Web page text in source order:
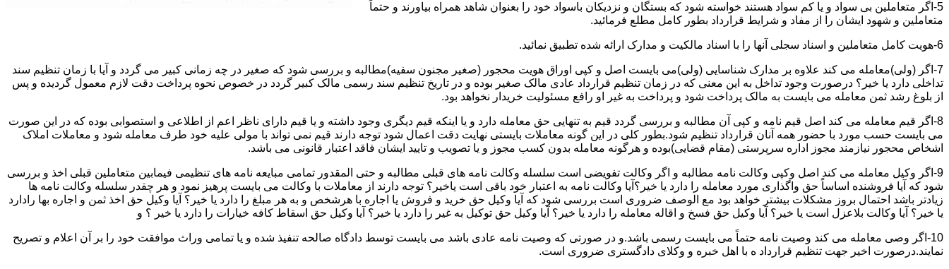
5-اگر متعاملین بی سواد و یا کم سواد هستند خواسته شود که بستگان و نزدیکان باسواد خود را بعنوان شاهد همراه بیاورند و حتماً
متعاملین و شهود ایشان را از مفاد و شرایط قرارداد بطور کامل مطلع فرمائید.
6-هویت کامل متعاملین و اسناد سجلی آنها را با اسناد مالکیت و مدارک ارائه شده تطبیق نمائید.
7-اگر (ولی)معامله می کند علاوه بر مدارک شناسایی (ولی)می بایست اصل و کپی اوراق هویت محجور (صغیر مجنون سفیه)مطالبه و بررسی شود که صغیر در چه زمانی کبیر می گردد و آیا با زمان تنظیم سند
تداخلی دارد یا خیر؟ درصورت وجود تداخل به این معنی که در زمان تنظیم قرارداد عادی مالک صغیر بوده و در تاریخ تنظیم سند رسمی مالک کبیر گردد در خصوص نحوه پرداخت دقت لازم معمول گردیده و پس
از بلوغ رشد ثمن معامله می بایست به مالک پرداخت شود و پرداخت به غیر او رافع مسئولیت خریدار نخواهد بود.
8-اگر قیم معامله می کند اصل قیم نامه و کپی آن مطالبه و بررسی گردد قیم به تنهایی حق معامله دارد و یا اینکه قیم دیگری وجود داشته و یا قیم دارای ناظر اعم از اطلاعی و استصوابی بوده که در این صورت
می بایست حسب مورد با حضور همه آنان قرارداد تنظیم شود.بطور کلی در این گونه معاملات بایستی نهایت دقت اعمال شود توجه دارند قیم نمی تواند با مولی علیه خود طرف معامله شود و معاملات املاک
اشخاص محجور نیازمند مجوز اداره سرپرستی (مقام قضایی)بوده و هرگونه معامله بدون کسب مجوز و یا تصویب و تایید ایشان فاقد اعتبار قانونی می باشد.
9-اگر وکیل معامله می کند اصل وکپی وکالت نامه مطالبه و اگر وکالت تفویضی است سلسله وکالت نامه های قبلی مطالبه و حتی المقدور تمامی مبایعه نامه های تنظیمی فیمابین متعاملین قبلی اخذ و بررسی
شود که آیا فروشنده اساساً حق واگذاری مورد معامله را دارد یا خیر؟آیا وکالت نامه به اعتبار خود باقی است یاخیر؟ توجه دارند از معاملات با وکالت می بایست پرهیز نمود و هر چقدر سلسله وکالت نامه ها
زیادتر باشد احتمال بروز مشکلات بیشتر خواهد بود مع الوصف ضروری است بررسی شود که آیا وکیل حق خرید و فروش یا اجاره با هرشخص و به هر مبلغ را دارد یا خیر؟ آیا وکیل حق اخذ ثمن و اجاره بها رادارد
یا خیر؟ آیا وکالت بلاعزل است یا خیر؟ آیا وکیل حق فسخ و اقاله معامله را دارد یا خیر؟ آیا وکیل حق توکیل به غیر را دارد یا خیر؟ آیا وکیل حق اسقاط کافه خیارات را دارد یا خیر ؟ و
10-اگر وصی معامله می کند وصیت نامه حتماً می بایست رسمی باشد.و در صورتی که وصیت نامه عادی باشد می بایست توسط دادگاه صالحه تنفیذ شده و یا تمامی وراث موافقت خود را بر آن اعلام و تصریح
نمایند.درصورت اخیر جهت تنظیم قرارداد ه با اهل خبره و وکلای دادگستری ضروری است.